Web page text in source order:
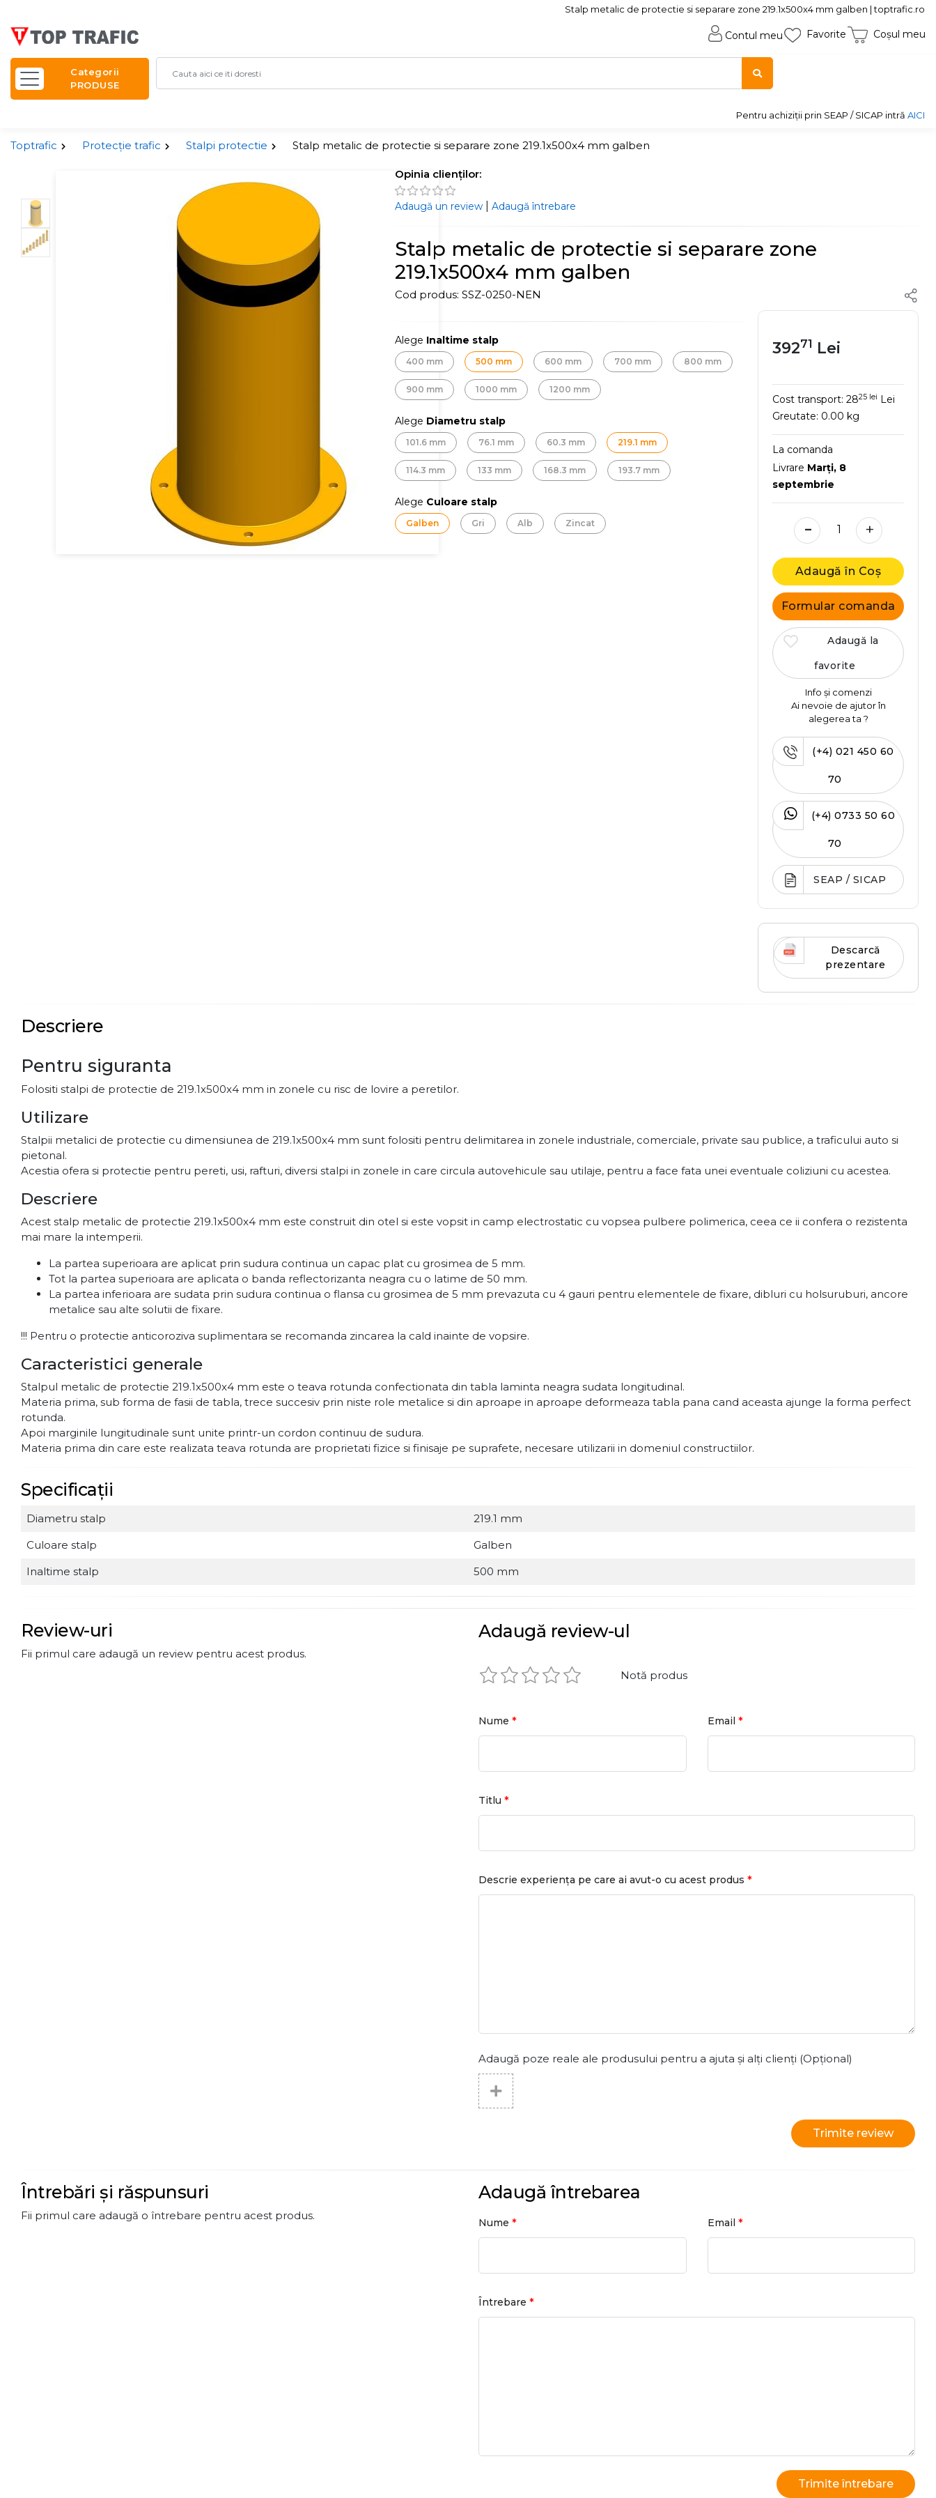
Stalp metalic de protectie si separare zone 219.1x500x4 mm galben | toptrafic.ro
Contul meu Favorite Coșul meu
Categorii
PRODUSE
Pentru achiziții prin SEAP / SICAP intră AICI
Toptrafic Protecție trafic Stalpi protectie Stalp metalic de protectie si separare zone 219.1x500x4 mm galben
Opinia clienților:
Adaugă un review |Adaugă întrebare
Stalp metalic de protectie si separare zone
219.1x500x4 mm galben
Cod produs: SSZ-0250-NEN
Alege Inaltime stalp
400 mm 500 mm 600 mm 700 mm 800 mm
900 mm 1000 mm 1200 mm
Alege Diametru stalp
101.6 mm 76.1 mm 60.3 mm 219.1 mm
114.3 mm 133 mm 168.3 mm 193.7 mm
Alege Culoare stalp
Galben Gri Alb Zincat
39271 Lei
Cost transport:2825 lei Lei
Greutate: 0.00 kg
La comanda
Livrare Marţi, 8
septembrie
- +
Adaugă în Coș
Formular comanda
Adaugă la
favorite
Info și comenzi
Ai nevoie de ajutor în
alegerea ta ?
(+4) 021 450 60
70
(+4) 0733 50 60
70
SEAP / SICAP
Descarcă
prezentare
Descriere
Pentru siguranta
Folositi stalpi de protectie de 219.1x500x4 mm in zonele cu risc de lovire a peretilor.
Utilizare
Stalpii metalici de protectie cu dimensiunea de 219.1x500x4 mm sunt folositi pentru delimitarea in zonele industriale, comerciale, private sau publice, a traficului auto si
pietonal.
Acestia ofera si protectie pentru pereti, usi, rafturi, diversi stalpi in zonele in care circula autovehicule sau utilaje, pentru a face fata unei eventuale coliziuni cu acestea.
Descriere
Acest stalp metalic de protectie 219.1x500x4 mm este construit din otel si este vopsit in camp electrostatic cu vopsea pulbere polimerica, ceea ce ii confera o rezistenta
mai mare la intemperii.
La partea superioara are aplicat prin sudura continua un capac plat cu grosimea de 5 mm.
Tot la partea superioara are aplicata o banda reflectorizanta neagra cu o latime de 50 mm.
La partea inferioara are sudata prin sudura continua o flansa cu grosimea de 5 mm prevazuta cu 4 gauri pentru elementele de fixare, dibluri cu holsuruburi, ancore
metalice sau alte solutii de fixare.
!!! Pentru o protectie anticoroziva suplimentara se recomanda zincarea la cald inainte de vopsire.
Caracteristici generale
Stalpul metalic de protectie 219.1x500x4 mm este o teava rotunda confectionata din tabla laminta neagra sudata longitudinal.
Materia prima, sub forma de fasii de tabla, trece succesiv prin niste role metalice si din aproape in aproape deformeaza tabla pana cand aceasta ajunge la forma perfect
rotunda.
Apoi marginile lungitudinale sunt unite printr-un cordon continuu de sudura.
Materia prima din care este realizata teava rotunda are proprietati fizice si finisaje pe suprafete, necesare utilizarii in domeniul constructiilor.
Specificații
Diametru stalp
219.1 mm
Culoare stalp
Galben
Inaltime stalp
500 mm
Review-uri
Fii primul care adaugă un review pentru acest produs.
Adaugă review-ul
Notă produs
Nume * Email *
Titlu *
Descrie experiența pe care ai avut-o cu acest produs *
Adaugă poze reale ale produsului pentru a ajuta și alți clienți (Opțional)
Trimite review
Întrebări și răspunsuri
Fii primul care adaugă o întrebare pentru acest produs.
Adaugă întrebarea
Nume * Email *
Întrebare *